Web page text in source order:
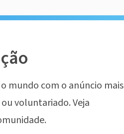
mundo com o anúncio mais
voluntariado. Veja